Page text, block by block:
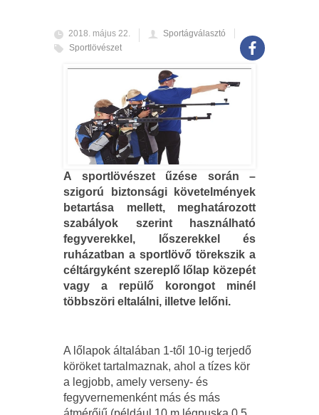
2018. május 22.
Sportágválasztó
Sportlövészet
A sportlövészet űzése során –
szigorú biz­tonsági követelmények
betartása mellett, meghatározott
szabályok szerint használható
fegyverekkel, lőszerekkel és
ruházatban a sportlövő törekszik a
céltárgyként szereplő lőlap közepét
vagy a repülő korongot minél
többszöri eltalálni, illetve lelőni.
A lőlapok általában 1-től 10-ig terjedő
köröket tartalmaznak, ahol a tízes kör
a legjobb, amely verseny- és
fegyvernemenként más és más